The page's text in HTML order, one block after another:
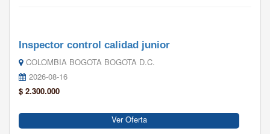
Inspector control calidad junior
COLOMBIA BOGOTA BOGOTA D.C.
2026-08-16
$ 2.300.000
Ver Oferta